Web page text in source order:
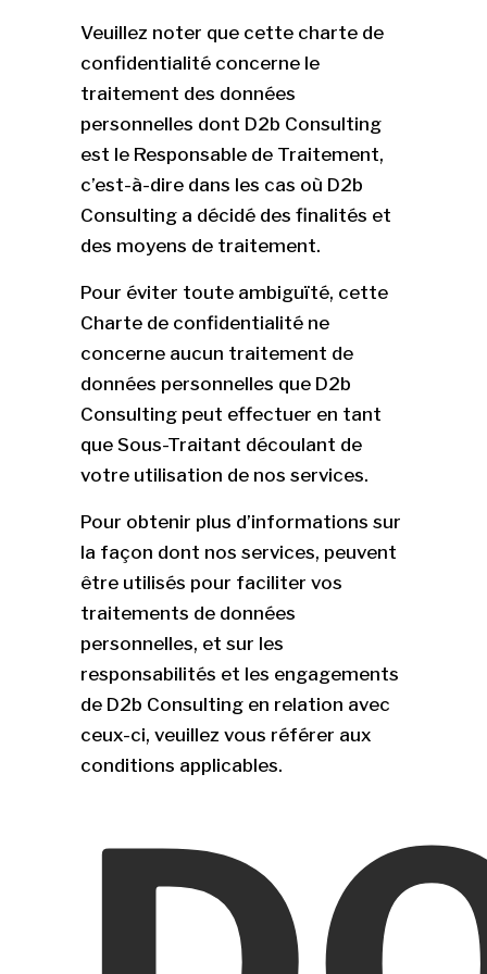
Veuillez noter que cette charte de
confidentialité concerne le
traitement des données
personnelles dont D2b Consulting
est le Responsable de Traitement,
c’est-à-dire dans les cas où D2b
Consulting a décidé des finalités et
des moyens de traitement.
Pour éviter toute ambiguïté, cette
Charte de confidentialité ne
concerne aucun traitement de
données personnelles que D2b
Consulting peut effectuer en tant
que Sous-Traitant découlant de
votre utilisation de nos services.
Pour obtenir plus d’informations sur
la façon dont nos services, peuvent
être utilisés pour faciliter vos
traitements de données
personnelles, et sur les
responsabilités et les engagements
de D2b Consulting en relation avec
ceux-ci, veuillez vous référer aux
conditions applicables.